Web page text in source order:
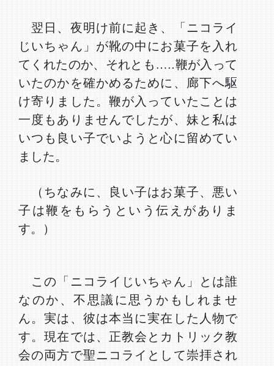
翌日、夜明け前に起き、「ニコライ
じいちゃん」が靴の中にお菓子を入れ
てくれたのか、それとも…..鞭が入って
いたのかを確かめるために、廊下へ駆
け寄りました。鞭が入っていたことは
一度もありませんでしたが、妹と私は
いつも良い子でいようと心に留めてい
ました。
（ちなみに、良い子はお菓子、悪い
子は鞭をもらうという伝えがありま
す。）
この「ニコライじいちゃん」とは誰
なのか、不思議に思うかもしれませ
ん。実は、彼は本当に実在した人物で
す。現在では、正教会とカトリック教
会の両方で聖ニコライとして崇拝され